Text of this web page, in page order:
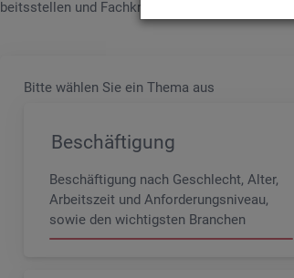
beits­stel­len und Fach­kräf­te­be­darf aller Be­ru­fe
Bitte wäh­len Sie ein Thema aus
Beschäftigung
Beschäftigung nach Geschlecht, Alter,
Arbeitszeit und Anforderungsniveau,
sowie den wichtigsten Branchen